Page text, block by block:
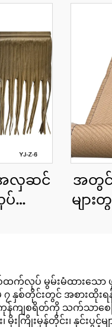
လှဆင်
ထား
အတွင်
မျာ
ရှိ စစ်ထက်လုပ် မွမ်းမံထာ
၇ နှစ်တိုင်းတွင် အစား
စရိတ်ကို သက်သာစေပြီ
ကြိုးမုန်တိုင်း၊ နှင်းပွင့်